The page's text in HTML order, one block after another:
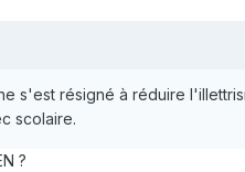
s'est résigné à réduire
scolaire.
?